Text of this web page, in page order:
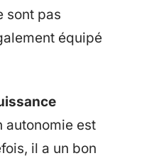
sont pas
équipé
autonomie est
il a un bon